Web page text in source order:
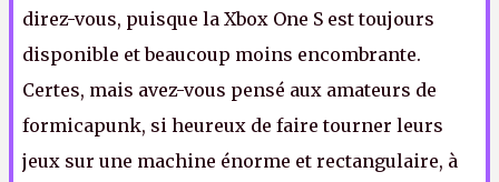
direz-vous, puisque la Xbox One S est toujours
disponible et beaucoup moins encombrante.
Certes, mais avez-vous pensé aux amateurs de
formicapunk, si heureux de faire tourner leurs
jeux sur une machine énorme et rectangulaire, à